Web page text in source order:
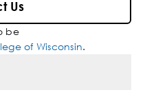
Us
be
of Wisconsin.